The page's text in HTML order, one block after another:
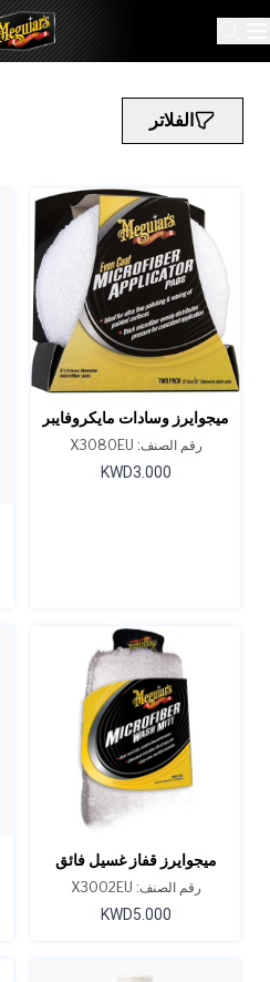
الفلاتر
ميجوايرز وسادات مايكروفايبر
ذات تغطية متساوية إيفن-
كوت
رقم الصنف: X3080EU
KWD3.000
ميجوايرز قفاز غسيل فائق
النعومة من الألياف الدقيقة
رقم الصنف: X3002EU
KWD5.000